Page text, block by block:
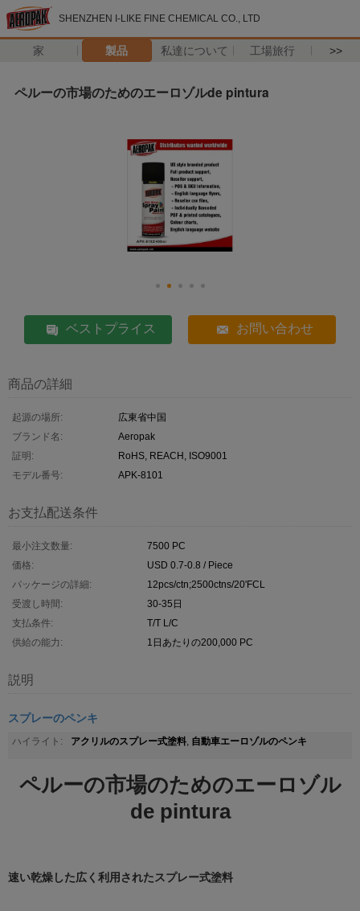
SHENZHEN I-LIKE FINE CHEMICAL CO., LTD
家 製品 私達について 工場旅行 >>
ペルーの市場のためのエーロゾルde pintura
ベストプライス お問い合わせ
商品の詳細
起源の場所:
広東省中国
ブランド名:
Aeropak
証明:
RoHS, REACH, ISO9001
モデル番号:
APK-8101
お支払配送条件
最小注文数量:
7500 PC
価格:
USD 0.7-0.8 / Piece
パッケージの詳細:
12pcs/ctn;2500ctns/20'FCL
受渡し時間:
30-35日
支払条件:
T/T L/C
供給の能力:
1日あたりの200,000 PC
説明
スプレーのペンキ
ハイライト: アクリルのスプレー式塗料, 自動車エーロゾルのペンキ
ペルーの市場のためのエーロゾル
de pintura
速い乾燥した広く利用されたスプレー式塗料